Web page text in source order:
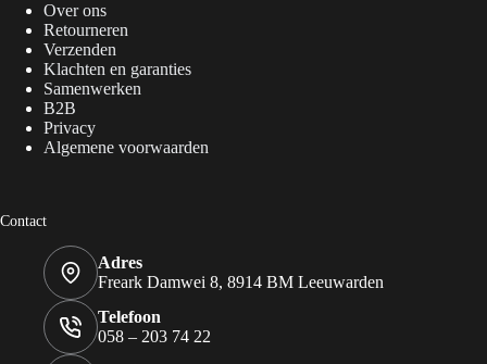
Over ons
Retourneren
Verzenden
Klachten en garanties
Samenwerken
B2B
Privacy
Algemene voorwaarden
Contact
Adres
Freark Damwei 8, 8914 BM Leeuwarden
Telefoon
058 – 203 74 22